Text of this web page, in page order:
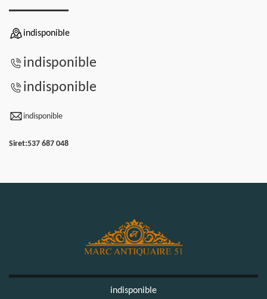
indisponible
indisponible
indisponible
indisponible
Siret:537 687 048
indisponible